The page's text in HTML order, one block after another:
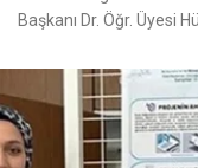
Başkanı Dr. Öğr. Üyesi